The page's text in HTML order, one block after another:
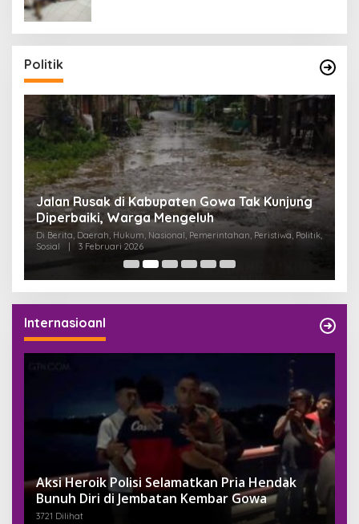
Politik
Jalan Rusak di Kabupaten Gowa Tak Kunjung
Diperbaiki, Warga Mengeluh
Di Berita, Daerah, Hukum, Nasional, Pemerintahan, Peristiwa, Politik,
Sosial
| 3 Februari 2026
Internasioanl
Aksi Heroik Polisi Selamatkan Pria Hendak
Bunuh Diri di Jembatan Kembar Gowa
3721 Dilihat